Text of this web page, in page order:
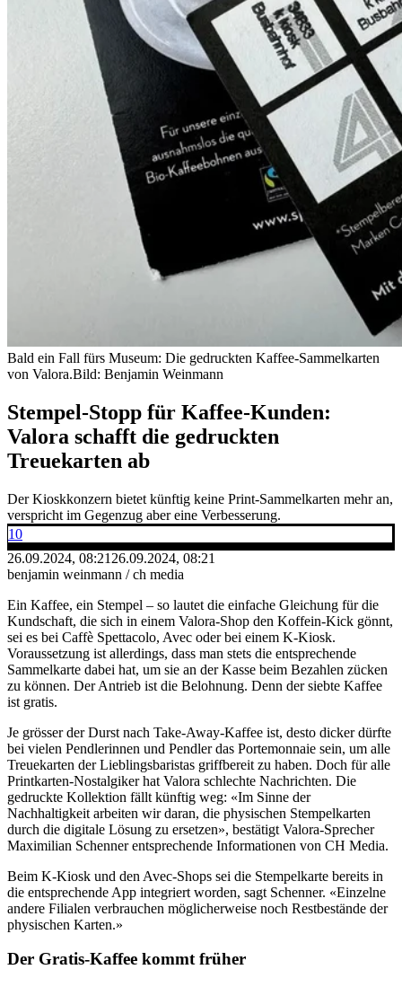
Bald ein Fall fürs Museum: Die gedruckten Kaffee-Sammelkarten
von Valora.Bild: Benjamin Weinmann
Stempel-Stopp für Kaffee-Kunden:
Valora schafft die gedruckten
Treuekarten ab
Der Kioskkonzern bietet künftig keine Print-Sammelkarten mehr an,
verspricht im Gegenzug aber eine Verbesserung.
10
26.09.2024, 08:21 26.09.2024, 08:21
benjamin weinmann / ch media
Ein Kaffee, ein Stempel – so lautet die einfache Gleichung für die
Kundschaft, die sich in einem Valora-Shop den Koffein-Kick gönnt,
sei es bei Caffè Spettacolo, Avec oder bei einem K-Kiosk.
Voraussetzung ist allerdings, dass man stets die entsprechende
Sammelkarte dabei hat, um sie an der Kasse beim Bezahlen zücken
zu können. Der Antrieb ist die Belohnung. Denn der siebte Kaffee
ist gratis.
Je grösser der Durst nach Take-Away-Kaffee ist, desto dicker dürfte
bei vielen Pendlerinnen und Pendler das Portemonnaie sein, um alle
Treuekarten der Lieblingsbaristas griffbereit zu haben. Doch für alle
Printkarten-Nostalgiker hat Valora schlechte Nachrichten. Die
gedruckte Kollektion fällt künftig weg: «Im Sinne der
Nachhaltigkeit arbeiten wir daran, die physischen Stempelkarten
durch die digitale Lösung zu ersetzen», bestätigt Valora-Sprecher
Maximilian Schenner entsprechende Informationen von CH Media.
Beim K-Kiosk und den Avec-Shops sei die Stempelkarte bereits in
die entsprechende App integriert worden, sagt Schenner. «Einzelne
andere Filialen verbrauchen möglicherweise noch Restbestände der
physischen Karten.»
Der Gratis-Kaffee kommt früher